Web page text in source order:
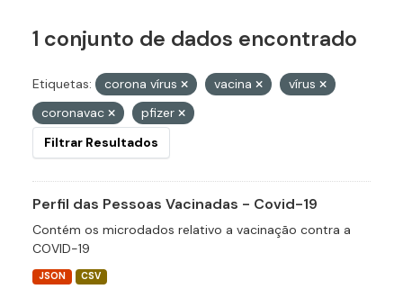
1 conjunto de dados encontrado
Etiquetas: corona vírus vacina
vírus
coronavac
pfizer
Filtrar Resultados
Perfil das Pessoas Vacinadas - Covid-19
Contém os microdados relativo a vacinação contra a
COVID-19
JSON CSV